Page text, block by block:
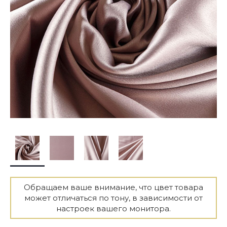
Обращаем ваше внимание, что цвет товара
может отличаться по тону, в зависимости от
настроек вашего монитора.